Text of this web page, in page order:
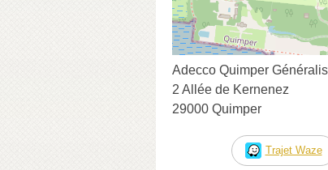
Adecco Quimper
2 Allée de Kernenez
29000 Quimper
Trajet Waze